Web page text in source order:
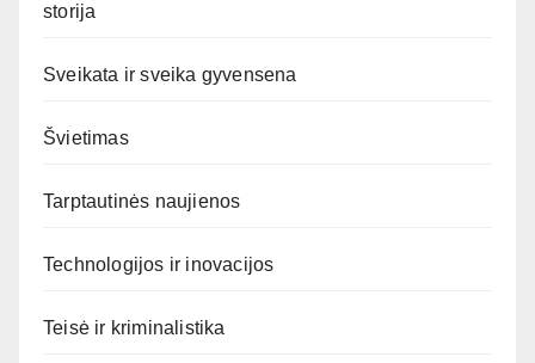
storija
Sveikata ir sveika gyvensena
Švietimas
Tarptautinės naujienos
Technologijos ir inovacijos
Teisė ir kriminalistika